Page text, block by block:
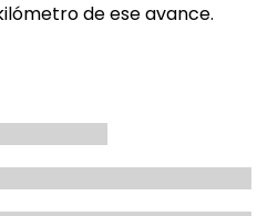
de ese avance.